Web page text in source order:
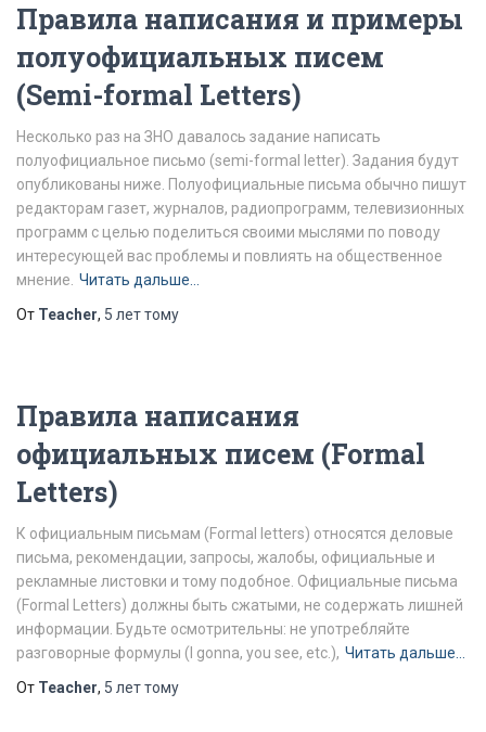
Правила написания и примеры
полуофициальных писем
(Semi-formal Letters)
Несколько раз на ЗНО давалось задание написать
полуофициальное письмо (semi-formal letter). Задания будут
опубликованы ниже. Полуофициальные письма обычно пишут
редакторам газет, журналов, радиопрограмм, телевизионных
программ с целью поделиться своими мыслями по поводу
интересующей вас проблемы и повлиять на общественное
мнение. Читать дальше…
От Teacher, 5 леттому
Правила написания
официальных писем (Formal
Letters)
К официальным письмам (Formal letters) относятся деловые
письма, рекомендации, запросы, жалобы, официальные и
рекламные листовки и тому подобное. Официальные письма
(Formal Letters) должны быть сжатыми, не содержать лишней
информации. Будьте осмотрительны: не употребляйте
разговорные формулы (I gonna, you see, etc.), Читать дальше…
От Teacher, 5 леттому